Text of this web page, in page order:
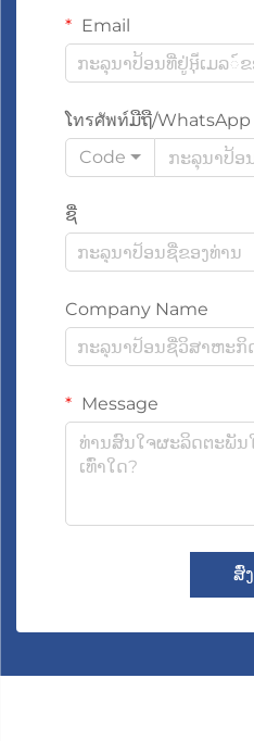
Email
ໂทรศัพท์ມືຖື/WhatsApp
Code
ຊື່
Company Name
Message
ສົ່ງ